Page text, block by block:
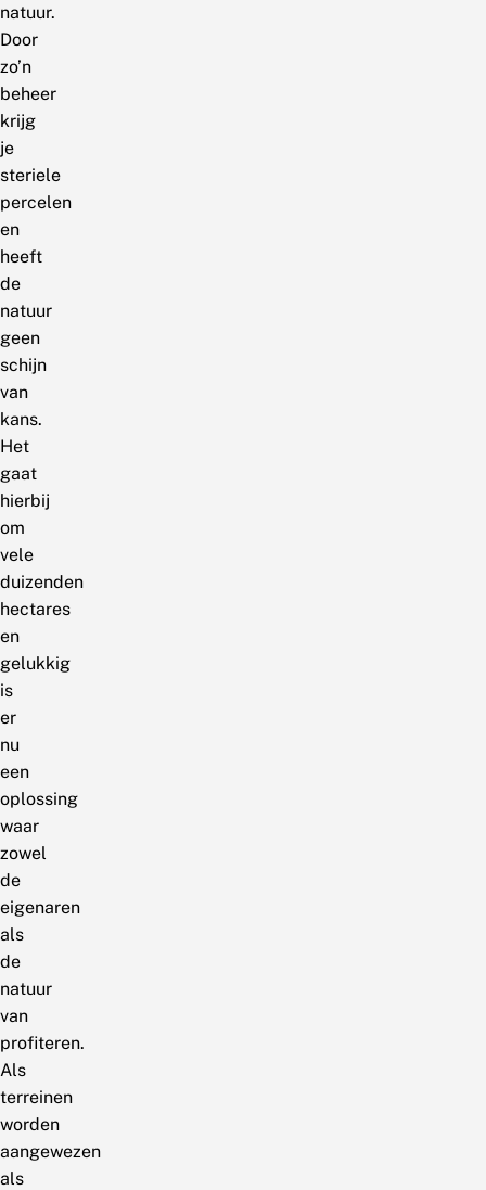
natuur.
Door
zo’n
beheer
krijg
je
steriele
percelen
en
heeft
de
natuur
geen
schijn
van
kans.
Het
gaat
hierbij
om
vele
duizenden
hectares
en
gelukkig
is
er
nu
een
oplossing
waar
zowel
de
eigenaren
als
de
natuur
van
profiteren.
Als
terreinen
worden
aangewezen
als